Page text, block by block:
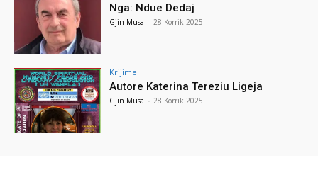
Nga: Ndue Dedaj
Gjin Musa - 28 Korrik 2025
Krijime
Autore Katerina Tereziu Ligeja
Gjin Musa - 28 Korrik 2025